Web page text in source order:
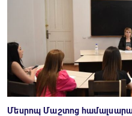
Մեսրոպ Մաշտոց